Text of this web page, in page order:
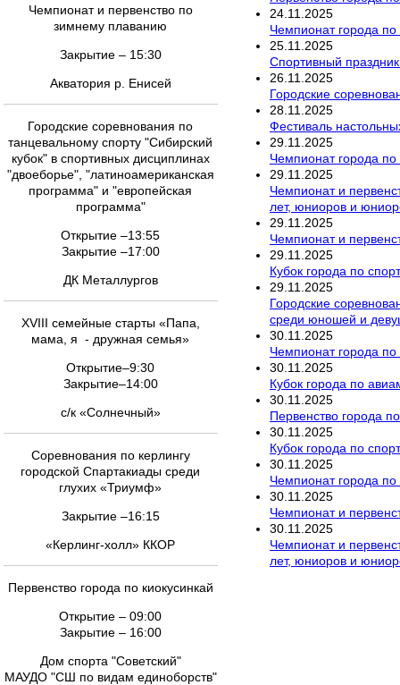
Чемпионат и первенство по
зимнему плаванию
Закрытие – 15:30
Акватория р. Енисей
Городские соревнования по
танцевальному спорту "Сибирский
кубок" в спортивных дисциплинах
"двоеборье", "латиноамериканская
программа" и "европейская
программа"
Открытие –13:55
Закрытие –17:00
ДК Металлургов
XVIII семейные старты «Папа,
мама, я - дружная семья»
Открытие–9:30
Закрытие–14:00
с/к «Солнечный»
Соревнования по керлингу
городской Спартакиады среди
глухих «Триумф»
Закрытие –16:15
«Керлинг-холл» ККОР
Первенство города по киокусинкай
Открытие – 09:00
Закрытие – 16:00
Дом спорта "Советский"
МАУДО "СШ по видам единоборств"
24 11 2025
Чемпионат города по
25 11 2025
Спортивный
26 11 2025
Городские
28 11 2025
Фестиваль
29 11 2025
Чемпионат города
29 11 2025
Чемпионат и
лет, юниоров и
29 11 2025
Чемпионат и
29 11 2025
Кубок города по
29 11 2025
Городские
среди юношей и
30 11 2025
Чемпионат города
30 11 2025
Кубок города по
30 11 2025
Первенство города
30 11 2025
Кубок города по
30 11 2025
Чемпионат города по
30 11 2025
Чемпионат и
30 11 2025
Чемпионат и
лет, юниоров и